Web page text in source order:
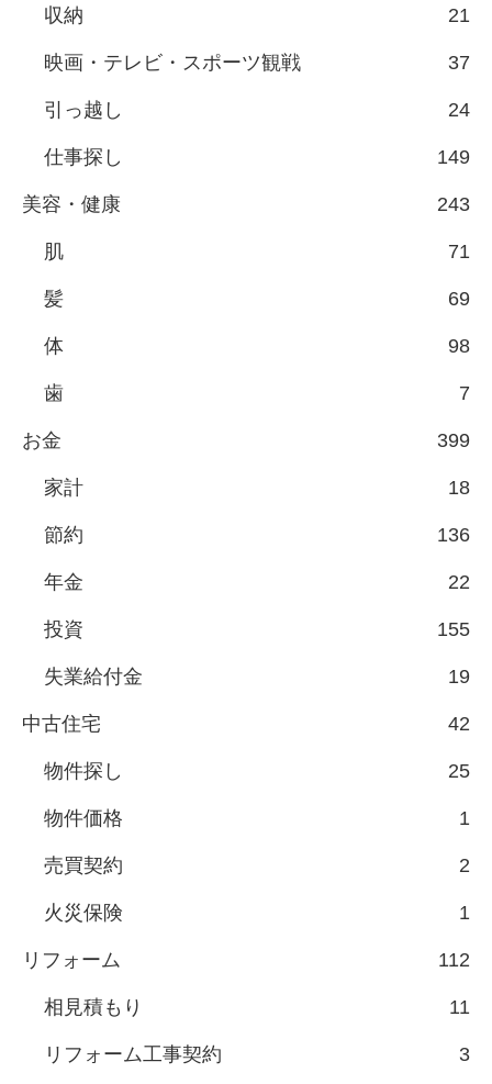
収納 21
映画・テレビ・スポーツ観戦 37
引っ越し 24
仕事探し 149
美容・健康 243
肌 71
髪 69
体 98
歯 7
お金 399
家計 18
節約 136
年金 22
投資 155
失業給付金 19
中古住宅 42
物件探し 25
物件価格 1
売買契約 2
火災保険 1
リフォーム 112
相見積もり 11
リフォーム工事契約 3